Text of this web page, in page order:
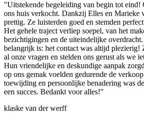
"Uitstekende begeleiding van begin tot eind!
ons huis verkocht. Dankzij Elles en Marieke
prettig. Ze luisterden goed en stemden
Het gehele traject verliep soepel, van het
bezichtigingen en de uiteindelijke
belangrijk is: het contact was altijd plezierig!
al onze vragen en stelden ons gerust als we
Hun vriendelijke en deskundige aanpak
op ons gemak voelden gedurende de
toewijding en persoonlijke benadering was
een succes. Bedankt voor alles!"
klaske van der werff